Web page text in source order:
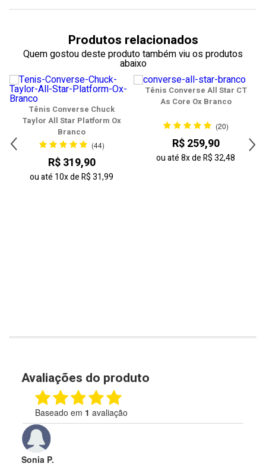
39
42
Produtos relacionados
Quem gostou deste produto também viu os produtos
abaixo
Tênis Converse Chuck
Taylor All Star Platform Ox
Branco
(44)
R$ 319,90
ou até 10xdeR$ 31,99
Tênis Converse All Star CT
As Core Ox Branco
(20)
R$ 259,90
ou até8xdeR$ 32,48
Avaliações do produto
Baseado em 1 avaliação
Sonia P.